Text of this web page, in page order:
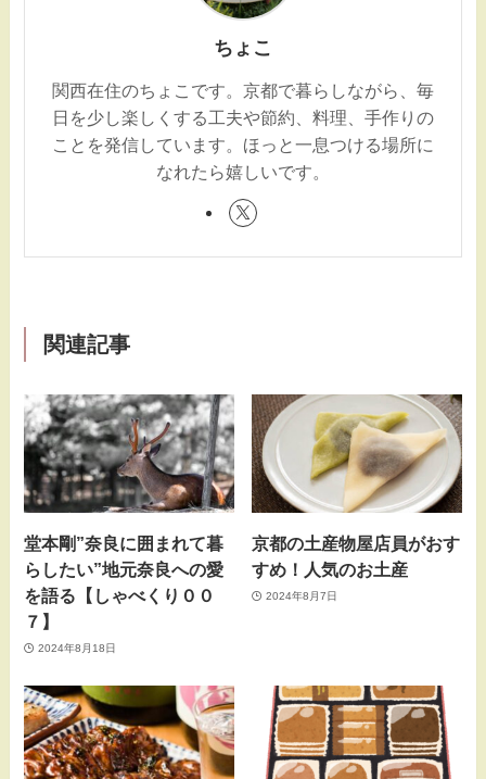
ちょこ
関西在住のちょこです。京都で暮らしながら、毎
日を少し楽しくする工夫や節約、料理、手作りの
ことを発信しています。ほっと一息つける場所に
なれたら嬉しいです。
関連記事
堂本剛”奈良に囲まれて暮
らしたい”地元奈良への愛
を語る【しゃべくり００
７】
2024年8月18日
京都の土産物屋店員がおす
すめ！人気のお土産
2024年8月7日